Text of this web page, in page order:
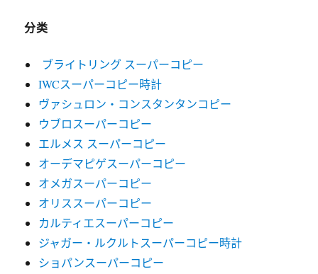
分类
ブライトリング スーパーコピー
IWCスーパーコピー時計
ヴァシュロン・コンスタンタンコピー
ウブロスーパーコピー
エルメス スーパーコピー
オーデマピゲスーパーコピー
オメガスーパーコピー
オリススーパーコピー
カルティエスーパーコピー
ジャガー・ルクルトスーパーコピー時計
ショパンスーパーコピー